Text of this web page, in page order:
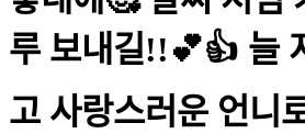
루 보내길!!💕👍 늘
고 사랑스러운 언니